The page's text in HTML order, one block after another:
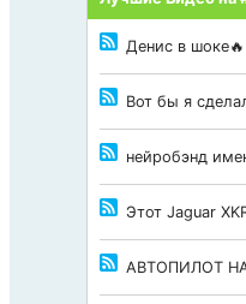
Денис в
Вот бы я
нейробэнд
Этот Jaguar
АВТОПИЛОТ НА